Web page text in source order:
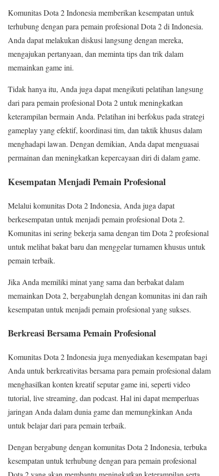
Komunitas Dota 2 Indonesia memberikan kesempatan untuk
terhubung dengan para pemain profesional Dota 2 di Indonesia.
Anda dapat melakukan diskusi langsung dengan mereka,
mengajukan pertanyaan, dan meminta tips dan trik dalam
memainkan game ini.
Tidak hanya itu, Anda juga dapat mengikuti pelatihan langsung
dari para pemain profesional Dota 2 untuk meningkatkan
keterampilan bermain Anda. Pelatihan ini berfokus pada strategi
gameplay yang efektif, koordinasi tim, dan taktik khusus dalam
menghadapi lawan. Dengan demikian, Anda dapat menguasai
permainan dan meningkatkan kepercayaan diri di dalam game.
Kesempatan Menjadi Pemain Profesional
Melalui komunitas Dota 2 Indonesia, Anda juga dapat
berkesempatan untuk menjadi pemain profesional Dota 2.
Komunitas ini sering bekerja sama dengan tim Dota 2 profesional
untuk melihat bakat baru dan menggelar turnamen khusus untuk
pemain terbaik.
Jika Anda memiliki minat yang sama dan berbakat dalam
memainkan Dota 2, bergabunglah dengan komunitas ini dan raih
kesempatan untuk menjadi pemain profesional yang sukses.
Berkreasi Bersama Pemain Profesional
Komunitas Dota 2 Indonesia juga menyediakan kesempatan bagi
Anda untuk berkreativitas bersama para pemain profesional dalam
menghasilkan konten kreatif seputar game ini, seperti video
tutorial, live streaming, dan podcast. Hal ini dapat memperluas
jaringan Anda dalam dunia game dan memungkinkan Anda
untuk belajar dari para pemain terbaik.
Dengan bergabung dengan komunitas Dota 2 Indonesia, terbuka
kesempatan untuk terhubung dengan para pemain profesional